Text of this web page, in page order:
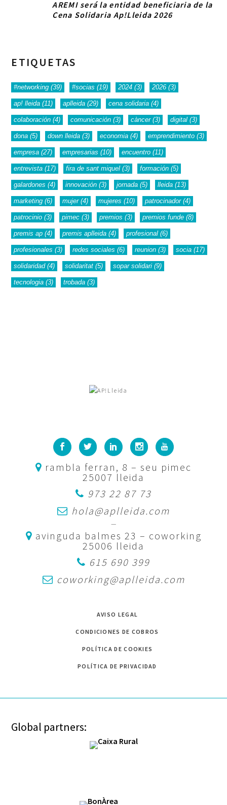
AREMI será la entidad beneficiaria de la
Cena Solidaria Ap!Lleida 2026
ETIQUETAS
#networking (39) #socias (19) 2024 (3) 2026 (3)
ap! lleida (11) aplleida (29) cena solidaria (4)
colaboración (4) comunicación (3) càncer(3) digital (3)
dona (5) down lleida (3) economia (4) emprendimiento (3)
empresa (27) empresarias (10) encuentro (11)
entrevista (17) fira de sant miquel (3) formación (5)
galardones (4) innovación (3) jornada (5) lleida (13)
marketing (6) mujer(4) mujeres (10) patrocinador(4)
patrocinio (3) pimec (3) premios (3) premios funde (8)
premis ap (4) premis aplleida (4) profesional (6)
profesionales (3) redes sociales (6) reunion (3) socia (17)
solidaridad(4) solidaritat (5) sopar solidari (9)
tecnologia (3) trobada (3)
rambla ferran, 8 – seu pimec
25007 lleida
973 22 87 73
hola@aplleida.com
—
avinguda balmes 23 – coworking
25006 lleida
615 690 399
coworking@aplleida.com
AVISO LEGAL
CONDICIONES DE COBROS
POLÍTICA DE COOKIES
POLÍTICA DE PRIVACIDAD
Global partners: